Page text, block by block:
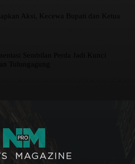
Aksi, Kecewa Bupati dan Ketua